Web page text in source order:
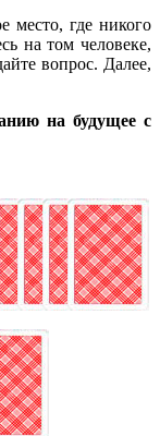
место, где никого
на том человеке,
вопрос. Далее,
на будущее с